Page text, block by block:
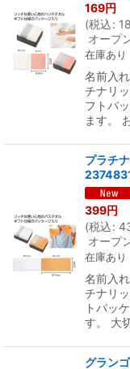
169円
(税込:
オープ
在庫あり
名前入
チナリ
フトパ
ます。
プラチ
399円
(税込:
オープ
在庫あり
名前入
チナリ
トパッ
す。 大
グラン